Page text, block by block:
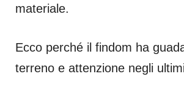
materiale.
Ecco perché il findom ha
terreno e attenzione negli